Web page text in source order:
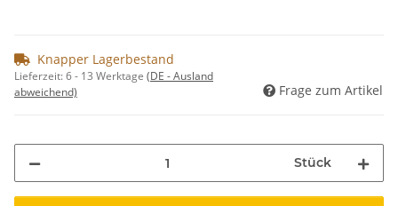
Knapper Lagerbestand
Lieferzeit:6 - 13 Werktage (DE - Ausland
abweichend)
Frage zum Artikel
Stück